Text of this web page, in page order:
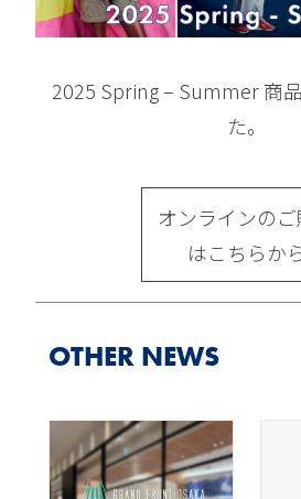
2025 Spring – Summer 商
た。
オンラインのご
はこちらか
OTHER NEWS